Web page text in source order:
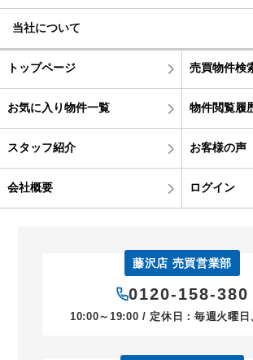
当社について
トップページ 売買物件検
お気に入り物件一覧 物件閲覧履
スタッフ紹介 お客様の声
会社概要 ログイン
藤沢店 売買営業部
0120-158-380
10:00～19:00 / 定休日：毎週火曜日